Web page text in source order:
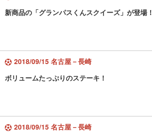
新商品の「グランパスくんスクイーズ」が登場！
2018/09/15 名古屋－長崎
ボリュームたっぷりのステーキ！
2018/09/15 名古屋－長崎